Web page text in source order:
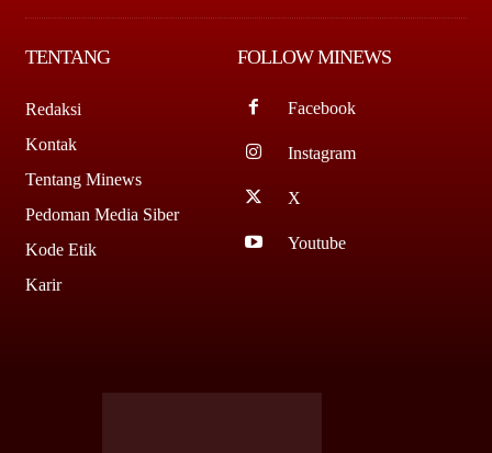
TENTANG
Redaksi
Kontak
Tentang Minews
Pedoman Media Siber
Kode Etik
Karir
FOLLOW MINEWS
Facebook
Instagram
X
Youtube